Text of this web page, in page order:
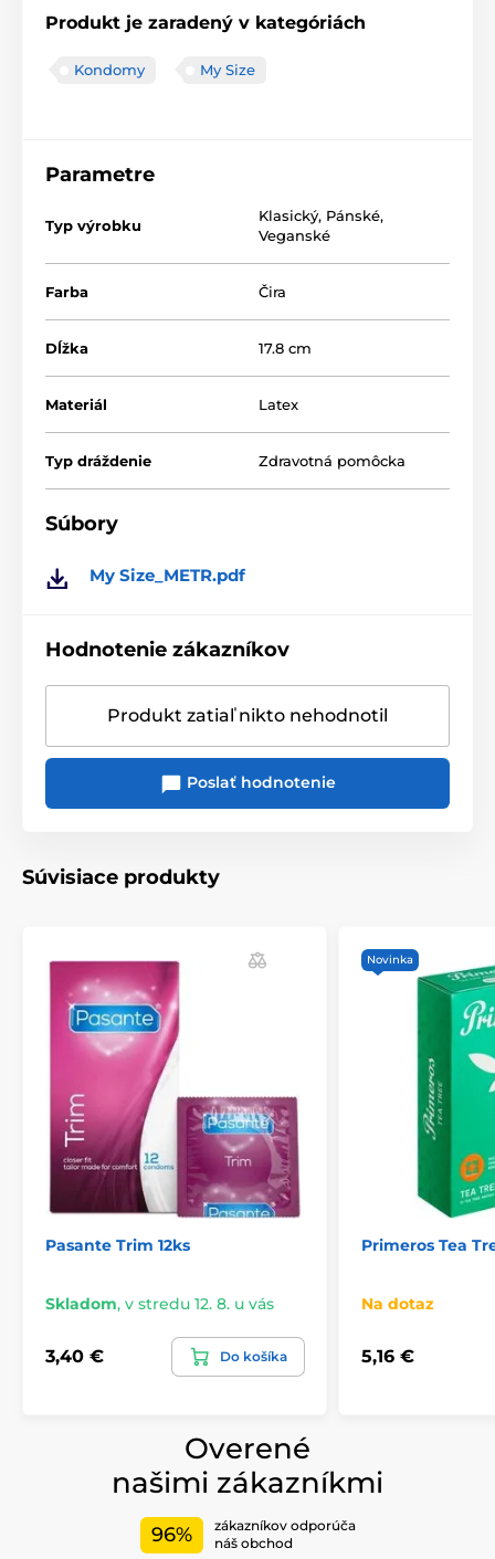
Produkt je zaradený v kategóriách
Kondomy My Size
Parametre
Typ výrobku
Klasický, Pánské,
Veganské
Farba Čira
Dĺžka 17.8 cm
Materiál Latex
Typ dráždenie Zdravotná pomôcka
Súbory
My Size_METR.pdf
Hodnotenie zákazníkov
Produkt zatiaľ nikto nehodnotil
Poslať hodnotenie
Súvisiace produkty
Pasante Trim 12ks
Skladom, v stredu 12. 8. u vás
3,40 € Do košíka
Novinka
Primeros Tea
Na dotaz
5,16 €
Overené
našimi zákazníkmi
96%
zákazníkov odporúča
náš obchod